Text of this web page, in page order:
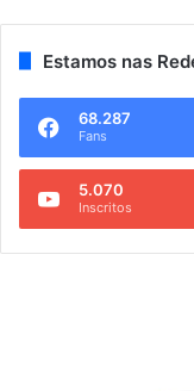
Estamos nas
68.287
Fans
5.070
Inscritos